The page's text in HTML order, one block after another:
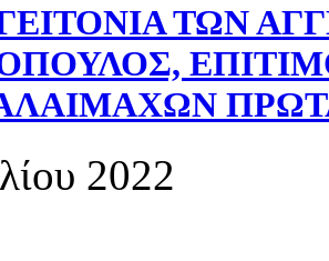
ΤΩΝ
2022